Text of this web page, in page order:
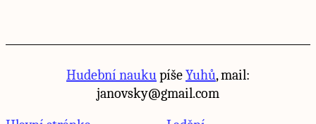
Hudební naukupíšeYuhů, mail:
janovsky@gmail.com